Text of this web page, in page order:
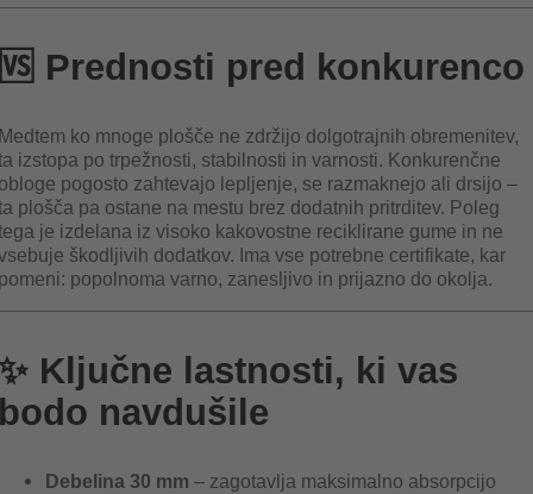
Prednosti pred konkurenco
ko mnoge plošče ne zdržijo dolgotrajnih obremenitev,
izstopa po trpežnosti, stabilnosti in varnosti. Konkurenčne
pogosto zahtevajo lepljenje, se razmaknejo ali drsijo –
plošča pa ostane na mestu brez dodatnih pritrditev. Poleg
je izdelana iz visoko kakovostne reciklirane gume in ne
škodljivih dodatkov. Ima vse potrebne certifikate, kar
popolnoma varno, zanesljivo in prijazno do okolja.
Ključne lastnosti, ki vas
navdušile
Debelina 30 mm – zagotavlja maksimalno absorpcijo